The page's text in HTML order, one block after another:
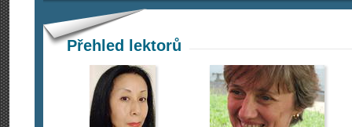
Přehled lektorů